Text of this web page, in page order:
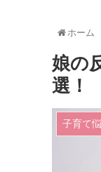
ホーム
娘の
選！
子育て